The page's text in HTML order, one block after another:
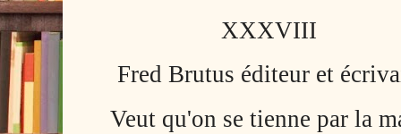
XXXVIII
Fred Brutus éditeur et
Veut qu'on se tienne par la